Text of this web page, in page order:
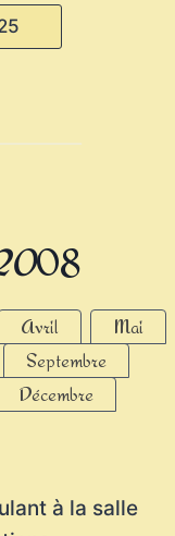
08
Avril
Mai
Septembre
Décembre
à la salle